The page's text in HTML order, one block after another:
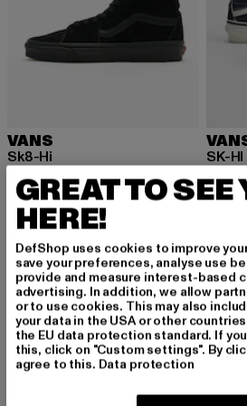
VANS
Sk8-Hi
46,00 EUR
Derzeitiger Preis: 46,00 EUR
99,99 EURAktionspreis: 99,99
SK-
52,50
MELDE
INSPIRIERT
BEN!
GREAT TO SEE
HERE!
DefShop uses cookies to improve
save your preferences, analyse use
provide and measure interest-based
advertising. In addition, we allow
or to use cookies. This may also
your data in the USA or other
the EU data protection standard. If
this, click on "Custom settings". By
agree to this. Data protection